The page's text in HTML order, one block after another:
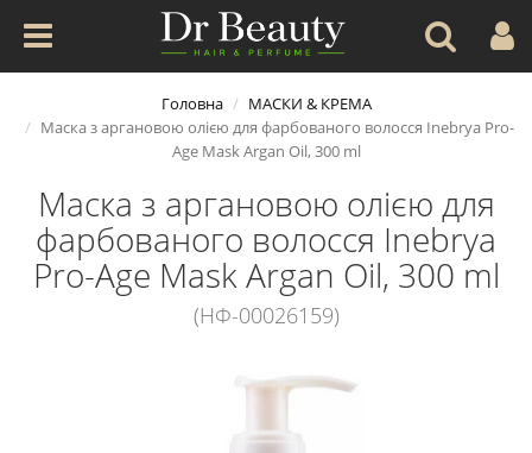
Головна
МАСКИ & КРЕМА
Маска з аргановою олією для фарбованого волосся Inebrya Pro-
Age Mask Argan Oil, 300 ml
Маска з аргановою олією для
фарбованого волосся Inebrya
Pro-Age Mask Argan Oil, 300 ml
(НФ-00026159)